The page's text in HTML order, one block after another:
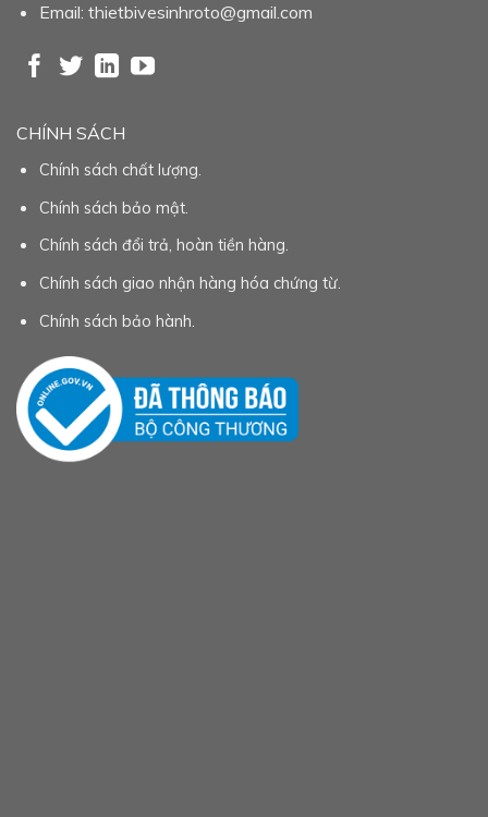
Email: thietbivesinhroto@gmail.com
CHÍNH SÁCH
Chính sách chất lượng.
Chính sách bảo mật.
Chính sách đổi trả, hoàn tiền hàng.
Chính sách giao nhận hàng hóa chứng từ.
Chính sách bảo hành.